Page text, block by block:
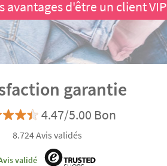
avantages d'être un client VIP
garantie
4.47/5.00 Bon
8.724 Avis validés
validé